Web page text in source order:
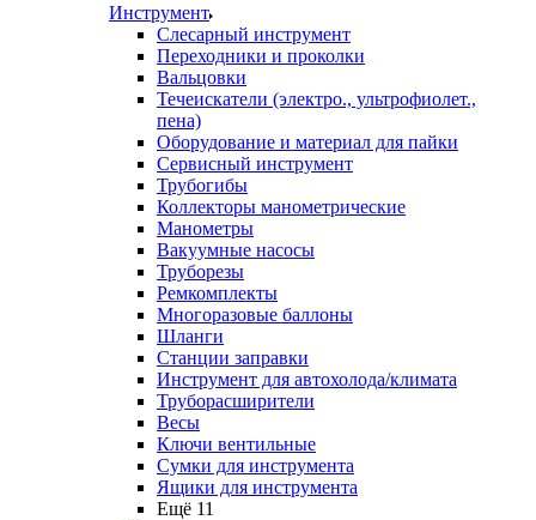
Инструмент
Слесарный инструмент
Переходники и проколки
Вальцовки
Течеискатели (электро., ультрофиолет.,
пена)
Оборудование и материал для пайки
Сервисный инструмент
Трубогибы
Коллекторы манометрические
Манометры
Вакуумные насосы
Труборезы
Ремкомплекты
Многоразовые баллоны
Шланги
Станции заправки
Инструмент для автохолода/климата
Труборасширители
Весы
Ключи вентильные
Сумки для инструмента
Ящики для инструмента
Ещё 11